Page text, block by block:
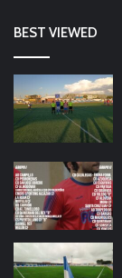
BEST VIEWED